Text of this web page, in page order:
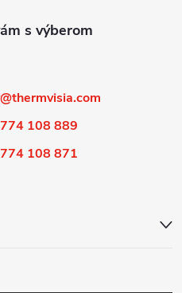
@thermvisia.com
108 889
108 871